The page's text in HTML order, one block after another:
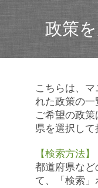
政策
こちらは、
れた政策の一
ご希望の政
県を選択して
【検索方法】
都道府県など
て、「検索」